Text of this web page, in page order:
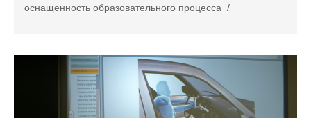
Контакты
оснащенность образовательного процесса /